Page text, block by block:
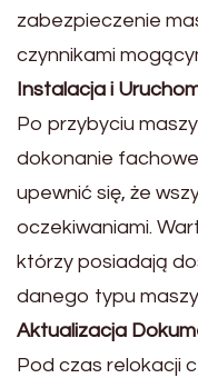
zabezpieczenie
czynnikami
Instalacja i
Po przybyciu
dokonanie
upewnić się, że
oczekiwaniami.
którzy posiadają
danego typu
Aktualizacja
Pod czas relokacji